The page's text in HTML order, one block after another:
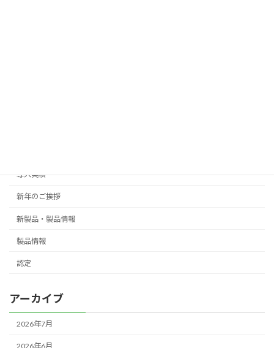
導入実績
新年のご挨拶
新製品・製品情報
製品情報
認定
アーカイブ
2026年7月
2026年6月